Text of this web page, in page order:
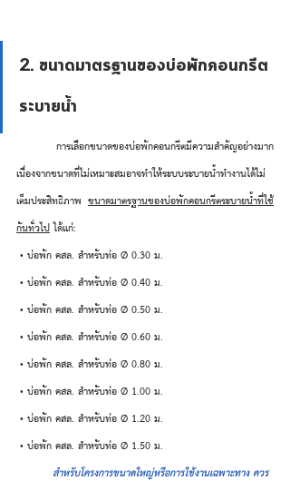
2. ขนาดมาตรฐานของบ่อพักคอนกรีต
ระบายน้ำ
เนื่องจากขนาดที่ไม่เหมาะสมอาจทำให้ระบบระบายน้ำทำงานได้ไม่
เต็มประสิทธิภาพ ขนาดมาตรฐานของบ่อพักคอนกรีตระบายน้ำที่ใช้
กันทั่วไป ได้แก่:
• บ่อพัก คสล. สำหรับท่อ Ø 0.30 ม.
• บ่อพัก คสล. สำหรับท่อ Ø 0.40 ม.
• บ่อพัก คสล. สำหรับท่อ Ø 0.50 ม.
• บ่อพัก คสล. สำหรับท่อ Ø 0.60 ม.
• บ่อพัก คสล. สำหรับท่อ Ø 0.80 ม.
• บ่อพัก คสล. สำหรับท่อ Ø 1.00 ม.
• บ่อพัก คสล. สำหรับท่อ Ø 1.20 ม.
• บ่อพัก คสล. สำหรับท่อ Ø 1.50 ม.
สำหรับโครงการขนาดใหญ่หรือการใช้งานเฉพาะทาง ควร